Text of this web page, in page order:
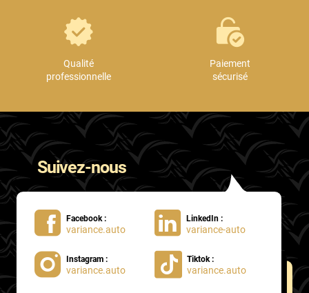
Oldsmobile
Ora
Peugeot
Plymouth
Pontiac
Porsche
Proton
Qualité
professionnelle
Paiement
sécurisé
Suivez-nous
Facebook :
variance.auto
LinkedIn :
variance-auto
Instagram :
variance.auto
Tiktok :
variance.auto